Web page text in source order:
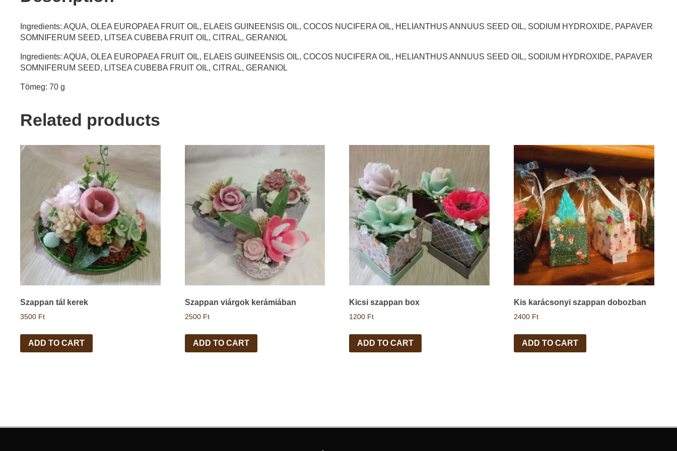
Ingredients: AQUA, OLEA EUROPAEA FRUIT OIL, ELAEIS GUINEENSIS OIL, COCOS NUCIFERA OIL, HELIANTHUS ANNUUS SEED OIL, SODIUM HYDROXIDE, PAPAVER
SOMNIFERUM SEED, LITSEA CUBEBA FRUIT OIL, CITRAL, GERANIOL
Ingredients: AQUA, OLEA EUROPAEA FRUIT OIL, ELAEIS GUINEENSIS OIL, COCOS NUCIFERA OIL, HELIANTHUS ANNUUS SEED OIL, SODIUM HYDROXIDE, PAPAVER
SOMNIFERUM SEED, LITSEA CUBEBA FRUIT OIL, CITRAL, GERANIOL
Tömeg: 70 g
Related products
Szappan tál kerek
3500 Ft
ADD TO CART
Szappan viárgok kerámiában
2500 Ft
ADD TO CART
Kicsi szappan box
1200 Ft
ADD TO CART
Kis karácsonyi szappan dobozban
2400 Ft
ADD TO CART